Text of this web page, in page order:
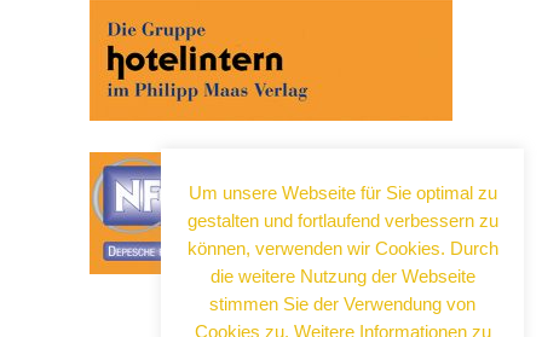
Abonnieren Sie jetzt unseren Newsletter!
Wenn Sie noch mehr wissen wollen, tragen Sie sich
vertiefende Infos zu gesellschaftlichen
Entwicklungen, Kulinarik, Kunst und Kultur in Neuss!
Um unsere Webseite für Sie optimal zu
gestalten und fortlaufend verbessern zu
können, verwenden wir Cookies. Durch
die weitere Nutzung der Webseite
stimmen Sie der Verwendung von
Cookies zu. Weitere Informationen zu